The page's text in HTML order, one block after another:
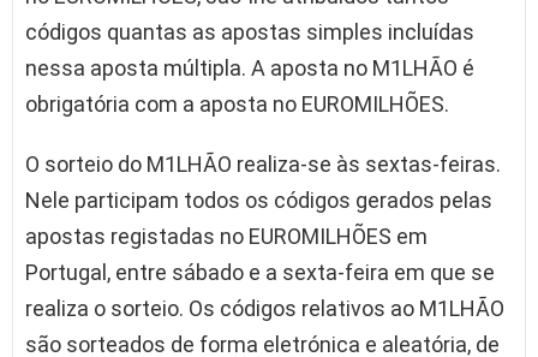
códigos quantas as apostas simples incluídas
nessa aposta múltipla. A aposta no M1LHÃO é
obrigatória com a aposta no EUROMILHÕES.
O sorteio do M1LHÃO realiza-se às sextas-feiras.
Nele participam todos os códigos gerados pelas
apostas registadas no EUROMILHÕES em
Portugal, entre sábado e a sexta-feira em que se
realiza o sorteio. Os códigos relativos ao M1LHÃO
são sorteados de forma eletrónica e aleatória, de